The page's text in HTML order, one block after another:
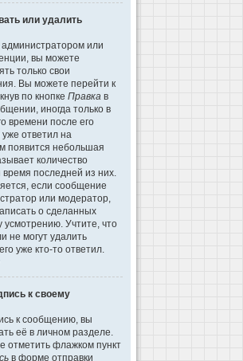
или удалить
или
вы можете
только свои
Вы можете перейти к
по кнопке Правка в
иногда только в
времени после его
ответил на
появится небольшая
количество
время последней из них.
если сообщение
или модератор,
о сделанных
усмотрению. Учтите, что
не могут удалить
уже кто-то ответил.
к своему
к сообщению, вы
её в личном разделе.
отметить флажком пункт
в форме отправки